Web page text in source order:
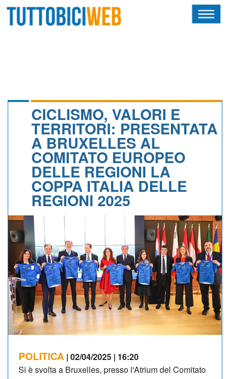
CALENDARIO
ALBI D'ORO
NEWSLETTER
CICLISMO, VALORI E
TERRITORI: PRESENTATA
A BRUXELLES AL
COMITATO EUROPEO
DELLE REGIONI LA
COPPA ITALIA DELLE
REGIONI 2025
POLITICA | 02/04/2025 | 16:20
Si è svolta a Bruxelles, presso l'Atrium del Comitato